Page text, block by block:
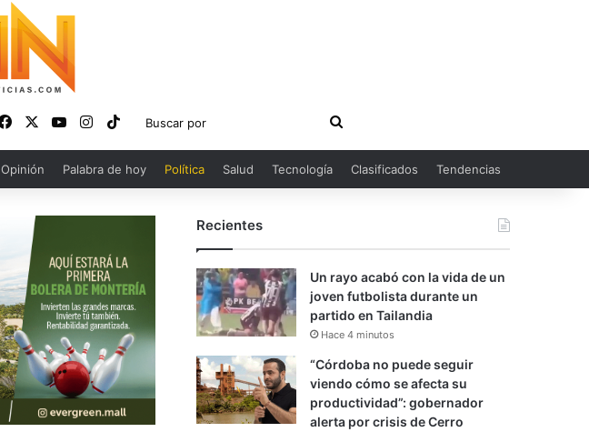
FacebookYouTubeInstagram
TikTok
Buscar
por
Opinión Palabra de hoy Política Salud Tecnología Clasificados Tendencias
Recientes
Un rayo acabó con la vida de un
joven futbolista durante un
partido en Tailandia
Hace 4 minutos
“Córdoba no puede seguir
viendo cómo se afecta su
productividad”: gobernador
alerta por crisis de Cerro